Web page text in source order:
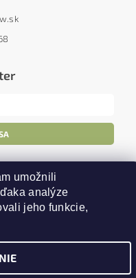
nastavenie cookies
umožnili
analýze
jeho funkcie,